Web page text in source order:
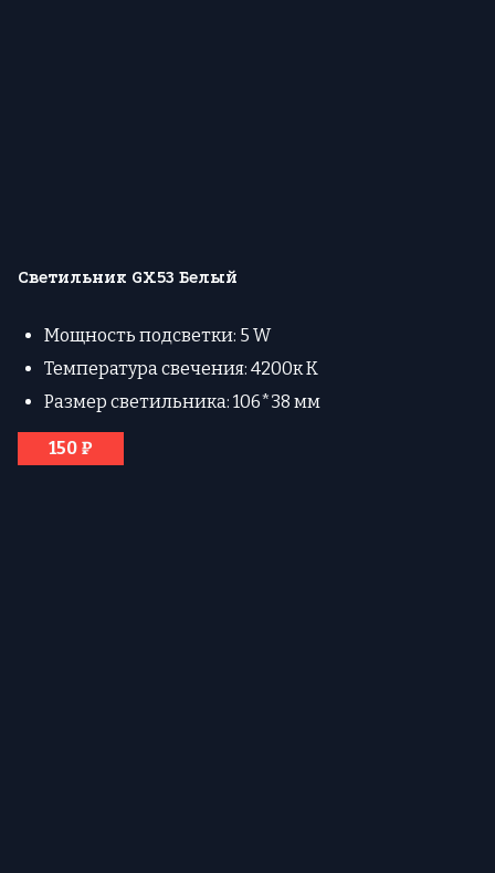
Светильник GX53 Белый
Мощность подсветки: 5 W
Температура свечения: 4200к К
Размер светильника: 106*38 мм
150 ₽